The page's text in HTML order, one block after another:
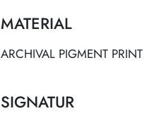
MATERIAL
ARCHIVAL PIGMENT PRINT
SIGNATUR